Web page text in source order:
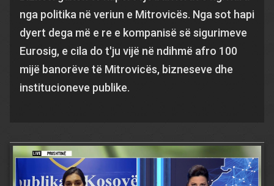
nga politika në veriun e Mitrovicës. Nga sot hapi
dyert dega më e re e kompanisë së sigurimeve
Eurosig, e cila do t'ju vijë në ndihmë afro 100
mijë banorëve të Mitrovicës, bizneseve dhe
institucioneve publike.